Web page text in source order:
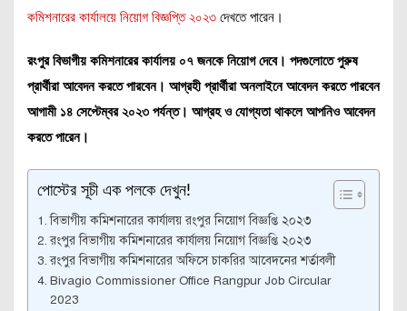
কমিশনারের কার্যালয়ে নিয়োগ বিজ্ঞপ্তি ২০২৩ দেখতে পারেন।
রংপুর বিভাগীয় কমিশনারের কার্যালয় ০৭ জনকে নিয়োগ দেবে। পদগুলোতে পুরুষ
প্রার্থীরা আবেদন করতে পারবেন। আগ্রহী প্রার্থীরা অনলাইনে আবেদন করতে পারবেন
আগামী ১৪ সেপ্টেম্বর ২০২৩ পর্যন্ত। আগ্রহ ও যোগ্যতা থাকলে আপনিও আবেদন
করতে পারেন।
পোস্টের সূচী এক পলকে দেখুন!
বিভাগীয় কমিশনারের কার্যালয় রংপুর নিয়োগ বিজ্ঞপ্তি ২০২৩
রংপুর বিভাগীয় কমিশনারের কার্যালয় নিয়োগ বিজ্ঞপ্তি ২০২৩
রংপুর বিভাগীয় কমিশনারের অফিসে চাকরির আবেদনের শর্তাবলী
Bivagio Commissioner Office Rangpur Job Circular
2023